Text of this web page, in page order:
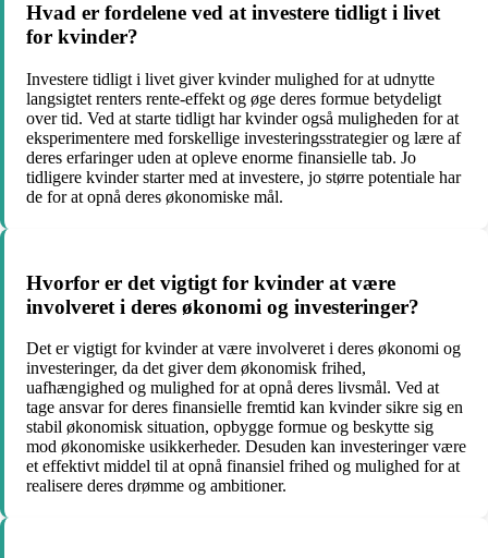
Hvad er fordelene ved at investere tidligt i livet
for kvinder?
Investere tidligt i livet giver kvinder mulighed for at udnytte
langsigtet renters rente-effekt og øge deres formue betydeligt
over tid. Ved at starte tidligt har kvinder også muligheden for at
eksperimentere med forskellige investeringsstrategier og lære af
deres erfaringer uden at opleve enorme finansielle tab. Jo
tidligere kvinder starter med at investere, jo større potentiale har
de for at opnå deres økonomiske mål.
Hvorfor er det vigtigt for kvinder at være
involveret i deres økonomi og investeringer?
Det er vigtigt for kvinder at være involveret i deres økonomi og
investeringer, da det giver dem økonomisk frihed,
uafhængighed og mulighed for at opnå deres livsmål. Ved at
tage ansvar for deres finansielle fremtid kan kvinder sikre sig en
stabil økonomisk situation, opbygge formue og beskytte sig
mod økonomiske usikkerheder. Desuden kan investeringer være
et effektivt middel til at opnå finansiel frihed og mulighed for at
realisere deres drømme og ambitioner.